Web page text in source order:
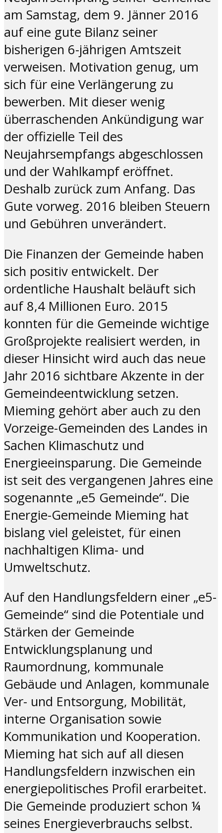
am Samstag, dem 9. Jänner 2016
auf eine gute Bilanz seiner
bisherigen 6-jährigen Amtszeit
verweisen. Motivation genug, um
sich für eine Verlängerung zu
bewerben. Mit dieser wenig
überraschenden Ankündigung war
der offizielle Teil des
Neujahrsempfangs abgeschlossen
und der Wahlkampf eröffnet.
Deshalb zurück zum Anfang. Das
Gute vorweg. 2016 bleiben Steuern
und Gebühren unverändert.
Die Finanzen der Gemeinde haben
sich positiv entwickelt. Der
ordentliche Haushalt beläuft sich
auf 8,4 Millionen Euro. 2015
konnten für die Gemeinde wichtige
Großprojekte realisiert werden, in
dieser Hinsicht wird auch das neue
Jahr 2016 sichtbare Akzente in der
Gemeindeentwicklung setzen.
Mieming gehört aber auch zu den
Vorzeige-Gemeinden des Landes in
Sachen Klimaschutz und
Energieeinsparung. Die Gemeinde
ist seit des vergangenen Jahres eine
sogenannte „e5 Gemeinde“. Die
Energie-Gemeinde Mieming hat
bislang viel geleistet, für einen
nachhaltigen Klima- und
Umweltschutz.
Auf den Handlungsfeldern einer „e5-
Gemeinde“ sind die Potentiale und
Stärken der Gemeinde
Entwicklungsplanung und
Raumordnung, kommunale
Gebäude und Anlagen, kommunale
Ver- und Entsorgung, Mobilität,
interne Organisation sowie
Kommunikation und Kooperation.
Mieming hat sich auf all diesen
Handlungsfeldern inzwischen ein
energiepolitisches Profil erarbeitet.
Die Gemeinde produziert schon ¼
seines Energieverbrauchs selbst.